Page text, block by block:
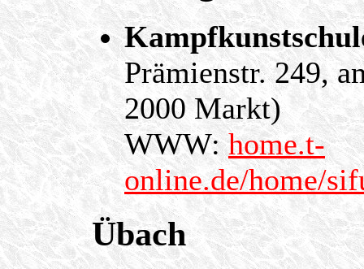
Prämienstr. 249,
2000 Markt)
WWW:home.t-
online.de/home/
Übach